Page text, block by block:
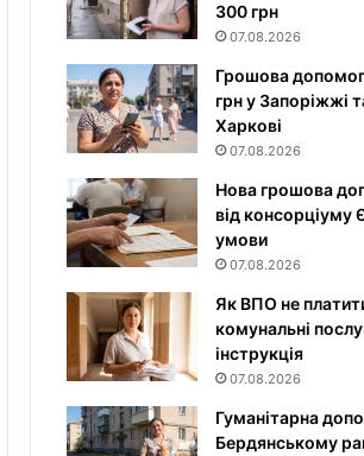
300 грн
07.08.2026
Грошова
грн у Запоріжжі
Харкові
07.08.2026
Нова грошова
від консорціуму
умови
07.08.2026
Як ВПО не
комунальні
інструкція
07.08.2026
Гуманітарна
Бердянському